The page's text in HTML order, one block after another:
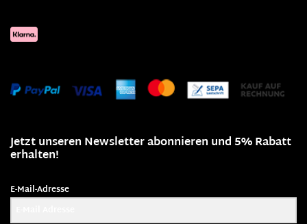
Jetzt unseren Newsletter abonnieren und 5% Rabatt
erhalten!
E-Mail-Adresse